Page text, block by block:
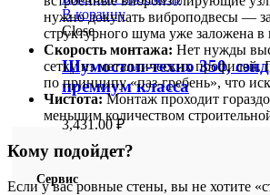
В корзину
Close
Шумостоп-техно 350,
премиум класса
3,431.00₽
Сервис
нужно докупать виброподвесы —
структурного шума уже заложена
Скорость монтажа: Нет нужды
сетку из металлических профилей.
по принципу «паз-гребень», что
Чистота:Монтаж проходит
меньшим количеством
Кому подойдет?
Если у вас ровные стены, вы не хотите